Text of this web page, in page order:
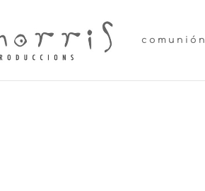
comunión